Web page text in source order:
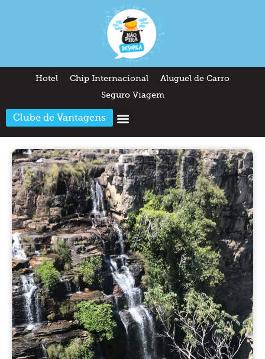
Hotel Chip Internacional
Aluguel de Carro
Seguro Viagem
Clube de Vantagens